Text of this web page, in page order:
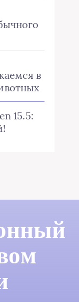
в
15.5: